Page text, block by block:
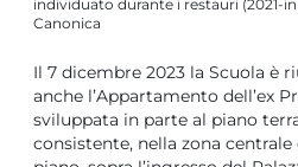
individuato durante i restauri (2021-
Canonica
Il 7 dicembre 2023 la Scuola è
anche l’Appartamento dell’ex
sviluppata in parte al piano
consistente, nella zona